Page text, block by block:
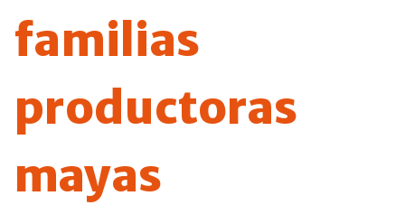
familias
productoras
mayas